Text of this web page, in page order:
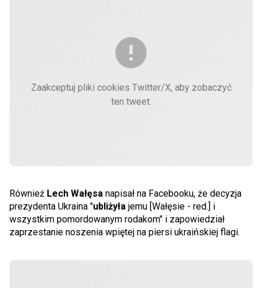
Zaakceptuj pliki cookies Twitter/X, aby zobaczyć
ten tweet.
Również Lech Wałęsa napisał na Facebooku, że decyzja
prezydenta Ukraina "ubliżyła jemu [Wałęsie - red.] i
wszystkim pomordowanym rodakom" i zapowiedział
zaprzestanie noszenia wpiętej na piersi ukraińskiej flagi.